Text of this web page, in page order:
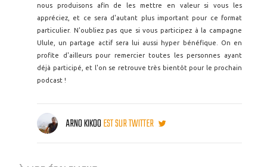
nous produisons afin de les mettre en valeur si vous les
appréciez, et ce sera d'autant plus important pour ce format
particulier. N'oubliez pas que si vous participez à la campagne
Ulule, un partage actif sera lui aussi hyper bénéfique. On en
profite d'ailleurs pour remercier toutes les personnes ayant
déjà participé, et l'on se retrouve très bientôt pour le prochain
podcast !
ARNO KIKOOEST SUR TWITTER